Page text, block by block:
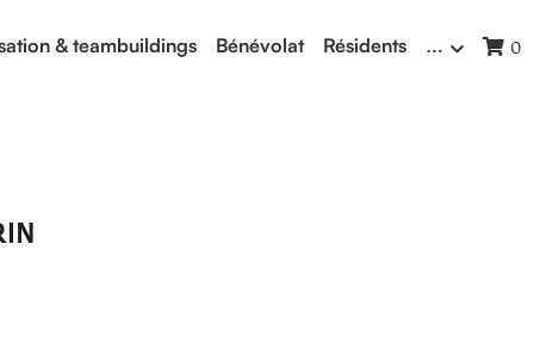
& teambuildings Bénévolat Résidents … 0